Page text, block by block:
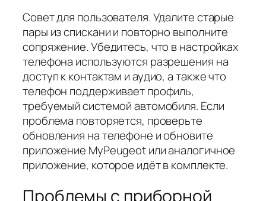
Совет для пользователя. Удалите старые
пары из спискани и повторно выполните
сопряжение. Убедитесь, что в настройках
телефона используются разрешения на
доступ к контактам и аудио, а также что
телефон поддерживает профиль,
требуемый системой автомобиля. Если
проблема повторяется, проверьте
обновления на телефоне и обновите
приложение MyPeugeot или аналогичное
приложение, которое идёт в комплекте.
Проблемы с приборной